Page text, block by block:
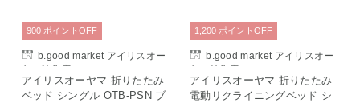
b.good market アイリスオー
ヤマ特集店
アイリスオーヤマ 折りたたみ
ベッド シングル OTB-PSN ブ
900 ポイント OFF
b.good market アイリスオー
ヤマ特集店
アイリスオーヤマ 折りたたみ
電動リクライニングベッド シ
1,200 ポイント OFF